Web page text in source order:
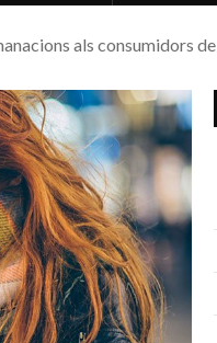
als consumidors